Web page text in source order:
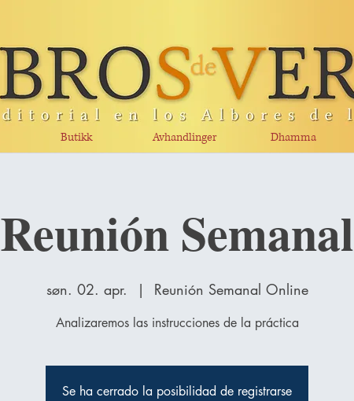
Butikk Avhandlinger Dhamma
Reunión Semanal
søn. 02. apr.
  |
Reunión Semanal Online
Analizaremos las instrucciones de la práctica
Se ha cerrado la posibilidad de registrarse